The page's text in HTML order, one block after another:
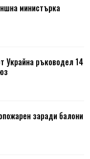
министърка
Украйна ръководел 14
заради балони